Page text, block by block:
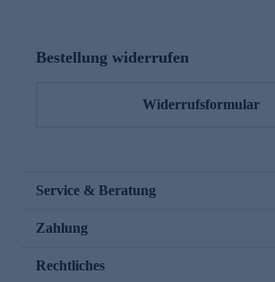
Bestellung widerrufen
Widerrufsformular
Service & Beratung
Zahlung
Rechtliches